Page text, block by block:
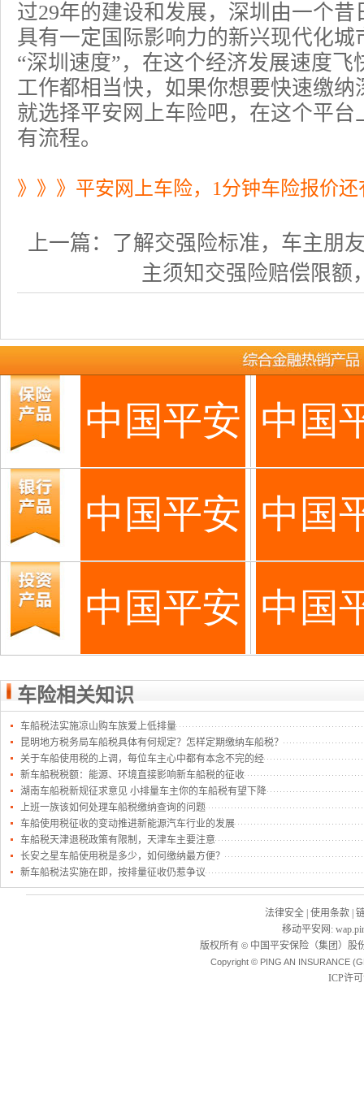
过29年的建设和发展，深圳由一个
具有一定国际影响力的新兴现代化
“深圳速度”，在这个经济发展速度
工作都相当快，如果你想要快速缴纳
就选择平安网上车险吧，在这个平台
有流程。
》》》平安网上车险，1分钟车险报价
上一篇： 了解交强险标准，车主朋
主须知交强险赔偿限额
车险相关知识
车船税法实施凉山购车族爱上低排量
昆明地方税务局车船税具体有何规定？怎样定期缴纳车船税？
关于车船使用税的上调，每位车主心中都有本念不完的经
新车船税税额：能源、环境直接影响新车船税的征收
湖南车船税新规征求意见 小排量车主你的车船税有望下降
上班一族该如何处理车船税缴纳查询的问题
车船使用税征收的变动推进新能源汽车行业的发展
车船税天津退税政策有限制，天津车主要注意
长安之星车船使用税是多少，如何缴纳最方便？
新车船税法实施在即，按排量征收仍惹争议
法律安全 使用条款
移动平安网 :
版权所有 ©中国平安保险（集团）股
Copyright © PING AN INSURANCE
ICP许